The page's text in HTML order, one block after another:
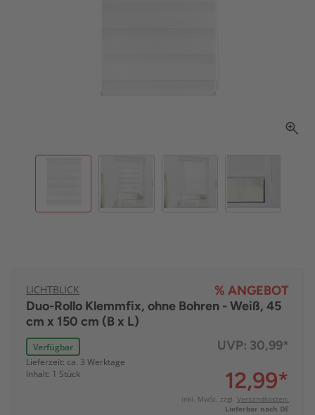
LICHTBLICK
% ANGEBOT
Duo-Rollo Klemmfix, ohne Bohren - Weiß, 45
cm x 150 cm (B x L)
Verfügbar
Lieferzeit: ca. 3 Werktage
Inhalt: 1 Stück
UVP: 30,99*
12,99*
inkl. MwSt. zzgl. Versandkosten:
Lieferbar nach DE